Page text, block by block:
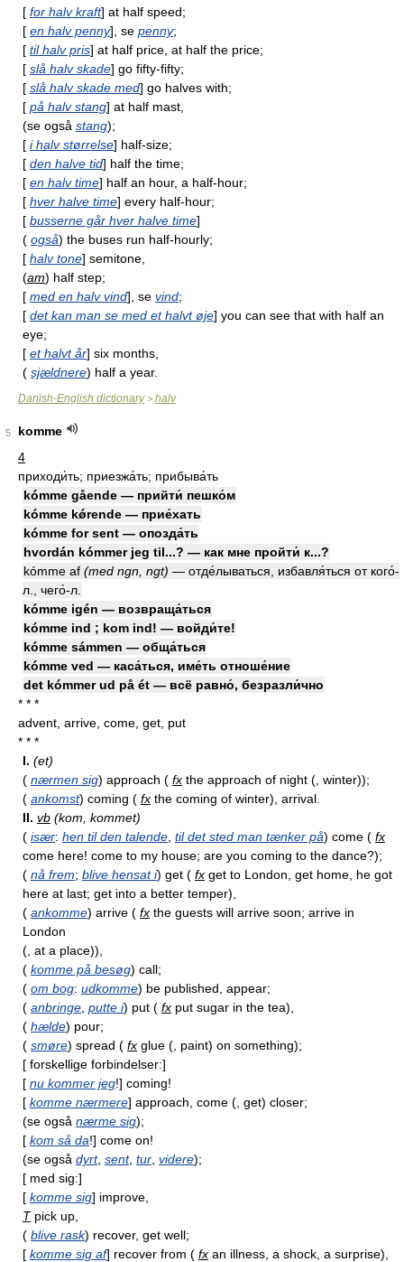
[ for halv kraft] at half speed;
[ en halv penny], se penny;
[ til halv pris] at half price, at half the price;
[ slå halv skade] go fifty-fifty;
[ slå halv skade med] go halves with;
[ på halv stang] at half mast,
(se også stang);
[ i halv størrelse] half-size;
[ den halve tid] half the time;
[ en halv time] half an hour, a half-hour;
[ hver halve time] every half-hour;
[ busserne går hver halve time]
( også) the buses run half-hourly;
[ halv tone] semitone,
(am) half step;
[ med en halv vind], se vind;
[ det kan man se med et halvt øje] you can see that with half an
eye;
[ et halvt år] six months,
( sjældnere) half a year.
Danish-English dictionary> halv
5
komme
4
приходи́ть; приезжа́ть; прибыва́ть
kómme gående — прийти́ пешко́м
kómme kǿrende — прие́хать
kómme for sent — опозда́ть
hvordán kómmer jeg til...? — как мне пройти́ к...?
kómme af (med ngn, ngt) — отде́лываться, избавля́ться от кого́-
л., чего́-л.
kómme igén — возвраща́ться
kómme ind ; kom ind! — войди́те!
kómme sámmen — обща́ться
kómme ved — каса́ться, име́ть отноше́ние
det kómmer ud på ét — всё равно́, безразли́чно
* * *
advent, arrive, come, get, put
* * *
I. (et)
( nærmen sig) approach ( fx the approach of night (, winter));
( ankomst) coming ( fx the coming of winter), arrival.
II. vb (kom, kommet)
( især: hen til den talende til det sted man tænker på) come ( fx
come here! come to my house; are you coming to the dance?);
( nå frem; blive hensat i) get ( fx get to London, get home, he got
here at last; get into a better temper),
( ankomme) arrive ( fx the guests will arrive soon; arrive in
London
(, at a place)),
( komme på besøg) call;
( om bog: udkomme) be published, appear;
( anbringe putte i) put ( fx put sugar in the tea),
( hælde) pour;
( smøre) spread ( fx glue (, paint) on something);
[ forskellige forbindelser:]
[ nu kommer jeg!] coming!
[ komme nærmere] approach, come (, get) closer;
(se også nærme sig);
[ kom så da!] come on!
(se også dyrt, sent, tur videre);
[ med sig:]
[ komme sig] improve,
Tpick up,
( blive rask) recover, get well;
[ komme sig af] recover from ( fx an illness, a shock, a surprise),